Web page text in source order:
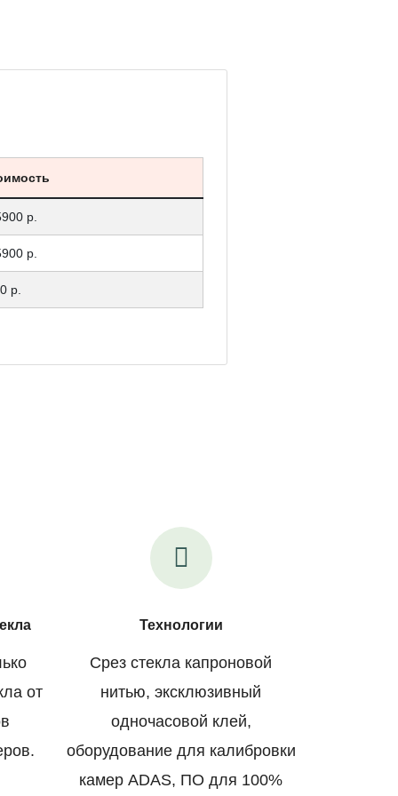
р.
р.
р.
от
Технологии
Срез стекла капроновой
нитью, эксклюзивный
одночасовой клей,
оборудование для калибровки
камер ADAS, ПО для 100%